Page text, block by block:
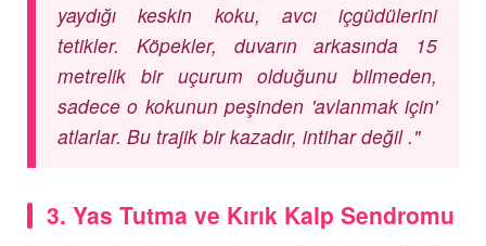
yaydığı keskin koku, avcı içgüdülerini
tetikler. Köpekler, duvarın arkasında 15
metrelik bir uçurum olduğunu bilmeden,
sadece o kokunun peşinden 'avlanmak için'
atlarlar. Bu trajik bir kazadır, intihar değil ."
3. Yas Tutma ve Kırık Kalp Sendromu